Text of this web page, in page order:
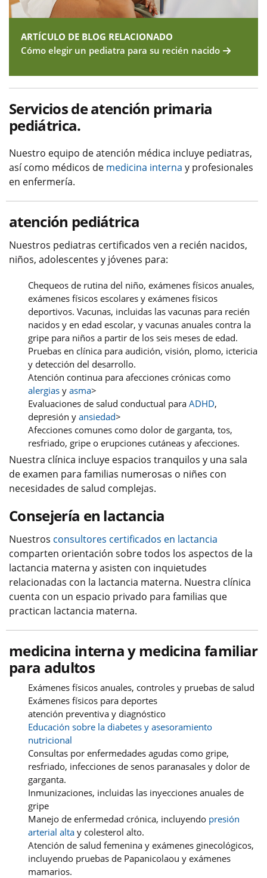
ARTÍCULO DE BLOG RELACIONADO
Cómo elegir un pediatra para su recién nacido
Servicios de atención primaria
pediátrica.
Nuestro equipo de atención médica incluye pediatras,
así como médicos de medicina interna y profesionales
en enfermería.
atención pediátrica
Nuestros pediatras certificados ven a recién nacidos,
niños, adolescentes y jóvenes para:
Chequeos de rutina del niño, exámenes físicos anuales,
exámenes físicos escolares y exámenes físicos
deportivos. Vacunas, incluidas las vacunas para recién
nacidos y en edad escolar, y vacunas anuales contra la
gripe para niños a partir de los seis meses de edad.
Pruebas en clínica para audición, visión, plomo, ictericia
y detección del desarrollo.
Atención continua para afecciones crónicas como
alergias y asma>
Evaluaciones de salud conductual para ADHD,
depresión y ansiedad>
Afecciones comunes como dolor de garganta, tos,
resfriado, gripe o erupciones cutáneas y afecciones.
Nuestra clínica incluye espacios tranquilos y una sala
de examen para familias numerosas o niñes con
necesidades de salud complejas.
Consejería en lactancia
Nuestros consultores certificados en lactancia
comparten orientación sobre todos los aspectos de la
lactancia materna y asisten con inquietudes
relacionadas con la lactancia materna. Nuestra clínica
cuenta con un espacio privado para familias que
practican lactancia materna.
medicina interna y medicina familiar
para adultos
Exámenes físicos anuales, controles y pruebas de salud
Exámenes físicos para deportes
atención preventiva y diagnóstico
Educación sobre la diabetes y asesoramiento
nutricional
Consultas por enfermedades agudas como gripe,
resfriado, infecciones de senos paranasales y dolor de
garganta.
Inmunizaciones, incluidas las inyecciones anuales de
gripe
Manejo de enfermedad crónica, incluyendo presión
arterial alta y colesterol alto.
Atención de salud femenina y exámenes ginecológicos,
incluyendo pruebas de Papanicolaou y exámenes
mamarios.